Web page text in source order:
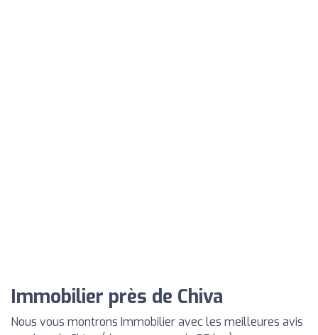
Immobilier près de Chiva
Nous vous montrons Immobilier avec les meilleures avis